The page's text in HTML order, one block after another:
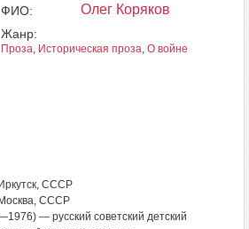
ФИО: Олег Коряков
Жанр:
Проза, Историческая проза, О войне
СССР
Москва, СССР
— русский советский детский